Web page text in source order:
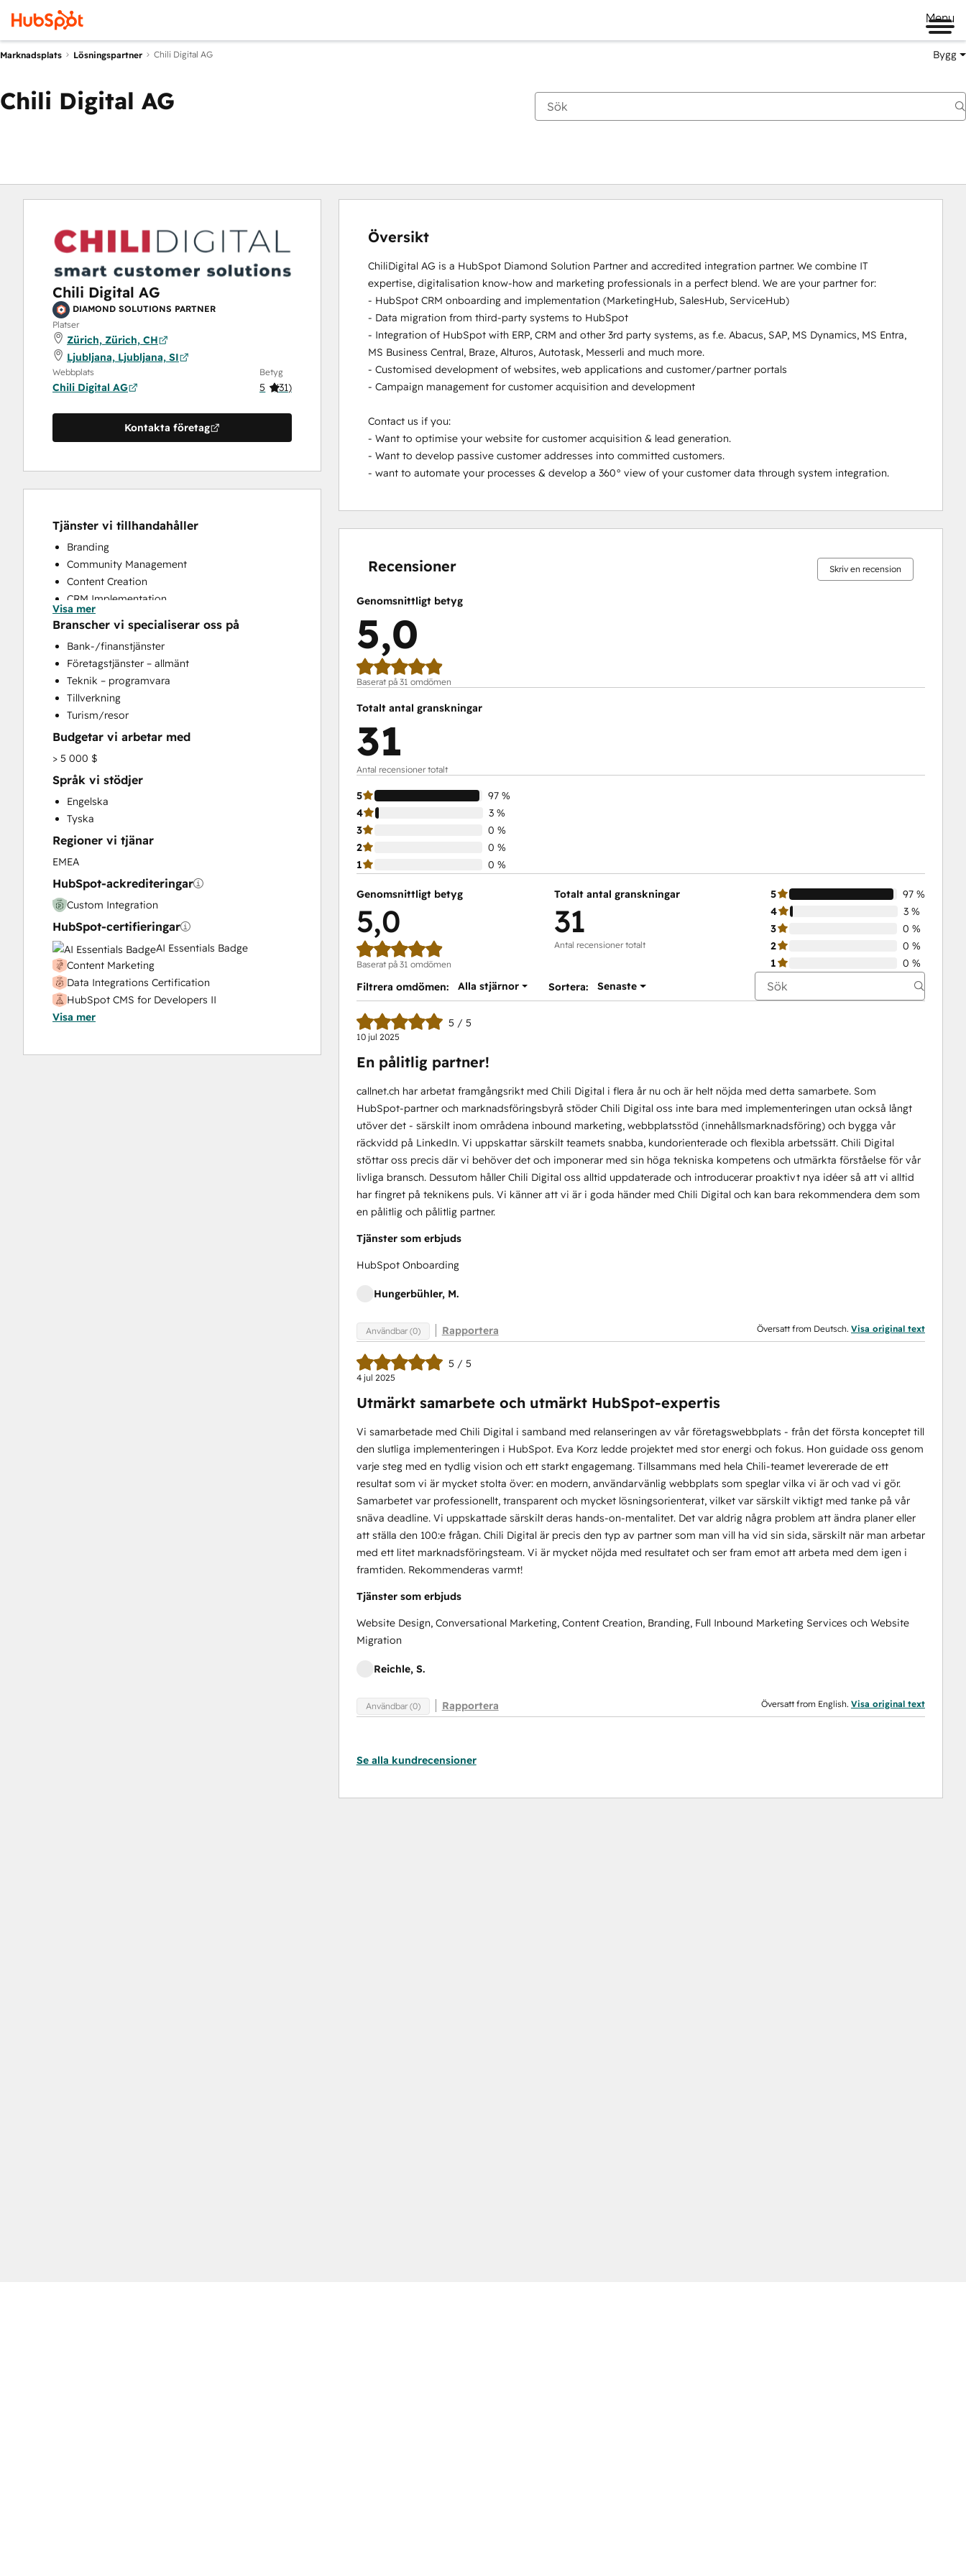
Menu
Marknadsplats Lösningspartner Chili Digital AG Bygg
Chili Digital AG
Chili Digital AG
DIAMOND SOLUTIONS PARTNER
Platser
Zürich, Zürich, CH
Ljubljana, Ljubljana, SI
Webbplats
Chili Digital AG
Betyg
5 (31)
Kontakta företag
Tjänster vi tillhandahåller
Branding
Community Management
Content Creation
CRM Implementation
CRM Migration
Custom API Integrations
Customer Marketing
Email Marketing
Full Inbound Marketing Services
Help Desk Implementation
Knowledge Base Development
Programmable Automation
Sales and Marketing Alignment
Sales Enablement
Search Engine Optimization
Social Media
Video Production
Website Design
Website Development
Visa mer
Branscher vi specialiserar oss på
Bank-/finanstjänster
Företagstjänster – allmänt
Teknik – programvara
Tillverkning
Turism/resor
Budgetar vi arbetar med
> 5 000 $
Språk vi stödjer
Engelska
Tyska
Regioner vi tjänar
EMEA
HubSpot-ackrediteringar
Custom Integration
HubSpot-certifieringar
AI Essentials Badge
Content Marketing
Data Integrations Certification
HubSpot CMS for Developers II
HubSpot Marketing Hub Software Certification
HubSpot Solutions Partner
Visa mer
Översikt
ChiliDigital AG is a HubSpot Diamond Solution Partner and accredited integration partner. We combine IT
expertise, digitalisation know-how and marketing professionals in a perfect blend. We are your partner for:
- HubSpot CRM onboarding and implementation (MarketingHub, SalesHub, ServiceHub)
- Data migration from third-party systems to HubSpot
- Integration of HubSpot with ERP, CRM and other 3rd party systems, as f.e. Abacus, SAP, MS Dynamics, MS Entra,
MS Business Central, Braze, Alturos, Autotask, Messerli and much more.
- Customised development of websites, web applications and customer/partner portals
- Campaign management for customer acquisition and development
Contact us if you:
- Want to optimise your website for customer acquisition & lead generation.
- Want to develop passive customer addresses into committed customers.
- want to automate your processes & develop a 360° view of your customer data through system integration.
Recensioner Skriv en recension
Genomsnittligt betyg
5,0
Baserat på 31 omdömen
Totalt antal granskningar
31
Antal recensioner totalt
5
97 %
4
3 %
3
0 %
2
0 %
1
0 %
Genomsnittligt betyg
5,0
Baserat på 31 omdömen
Totalt antal granskningar
31
Antal recensioner totalt
5
97 %
4
3 %
3
0 %
2
0 %
1
0 %
Filtrera omdömen:
Alla stjärnor Sortera: Senaste
5 / 5
10 jul 2025
En pålitlig partner!
callnet.ch har arbetat framgångsrikt med Chili Digital i flera år nu och är helt nöjda med detta samarbete. Som
HubSpot-partner och marknadsföringsbyrå stöder Chili Digital oss inte bara med implementeringen utan också långt
utöver det - särskilt inom områdena inbound marketing, webbplatsstöd (innehållsmarknadsföring) och bygga vår
räckvidd på LinkedIn. Vi uppskattar särskilt teamets snabba, kundorienterade och flexibla arbetssätt. Chili Digital
stöttar oss precis där vi behöver det och imponerar med sin höga tekniska kompetens och utmärkta förståelse för vår
livliga bransch. Dessutom håller Chili Digital oss alltid uppdaterade och introducerar proaktivt nya idéer så att vi alltid
har fingret på teknikens puls. Vi känner att vi är i goda händer med Chili Digital och kan bara rekommendera dem som
en pålitlig och pålitlig partner.
Tjänster som erbjuds
HubSpot Onboarding
Hungerbühler, M.
Användbar (0) Rapportera Översatt from Deutsch. Visa original text
5 / 5
4 jul 2025
Utmärkt samarbete och utmärkt HubSpot-expertis
Vi samarbetade med Chili Digital i samband med relanseringen av vår företagswebbplats - från det första konceptet till
den slutliga implementeringen i HubSpot. Eva Korz ledde projektet med stor energi och fokus. Hon guidade oss genom
varje steg med en tydlig vision och ett starkt engagemang. Tillsammans med hela Chili-teamet levererade de ett
resultat som vi är mycket stolta över: en modern, användarvänlig webbplats som speglar vilka vi är och vad vi gör.
Samarbetet var professionellt, transparent och mycket lösningsorienterat, vilket var särskilt viktigt med tanke på vår
snäva deadline. Vi uppskattade särskilt deras hands-on-mentalitet. Det var aldrig några problem att ändra planer eller
att ställa den 100:e frågan. Chili Digital är precis den typ av partner som man vill ha vid sin sida, särskilt när man arbetar
med ett litet marknadsföringsteam. Vi är mycket nöjda med resultatet och ser fram emot att arbeta med dem igen i
framtiden. Rekommenderas varmt!
Tjänster som erbjuds
Website Design, Conversational Marketing, Content Creation, Branding, Full Inbound Marketing Services och Website
Migration
Reichle, S.
Användbar (0) Rapportera Översatt from English. Visa original text
Se alla kundrecensioner